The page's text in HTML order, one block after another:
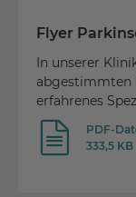
PDF-
333,5 KB
Flyer
In unserer
abgestimmten
erfahrenes